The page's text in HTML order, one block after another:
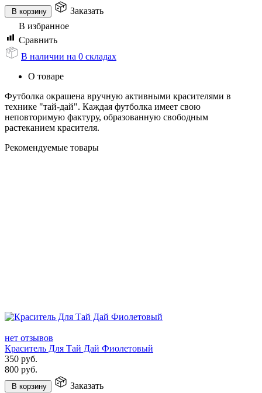
В корзину
Заказать
В избранное
Сравнить
В наличии на 0 складах
О товаре
Футболка окрашена вручную активными красителями в
технике "тай-дай". Каждая футболка имеет свою
неповторимую фактуру, образованную свободным
растеканием красителя.
Рекомендуемые товары
нет отзывов
Краситель Для Тай Дай Фиолетовый
350 руб.
800 руб.
В корзину Заказать